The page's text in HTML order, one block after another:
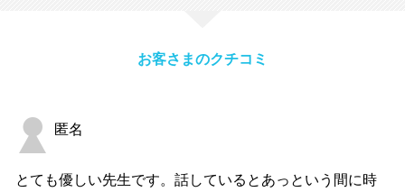
お客さまのクチコミ
匿名
とても優しい先生です。話しているとあっという間に時